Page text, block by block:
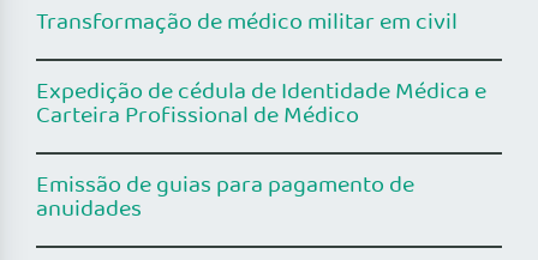
Transformação de médico militar em civil
Expedição de cédula de Identidade Médica e
Carteira Profissional de Médico
Emissão de guias para pagamento de
anuidades